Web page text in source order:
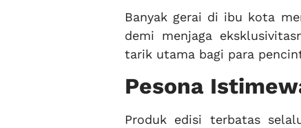
Banyak gerai di ibu kota
demi menjaga
tarik utama bagi para
Pesona
Produk edisi terbatas